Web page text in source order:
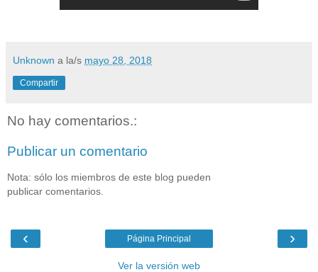
Unknown a la/s mayo 28, 2018
Compartir
No hay comentarios.:
Publicar un comentario
Nota: sólo los miembros de este blog pueden
publicar comentarios.
‹ ›
Página Principal
Ver la versión web